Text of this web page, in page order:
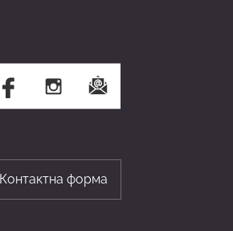
Контактна форма